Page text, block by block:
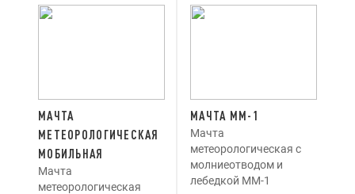
МАЧТА
МЕТЕОРОЛОГИЧЕСКАЯ
МОБИЛЬНАЯ
Мачта
метеорологическая
МАЧТА ММ-1
Мачта
метеорологическая с
молниеотводом и
лебедкой ММ-1